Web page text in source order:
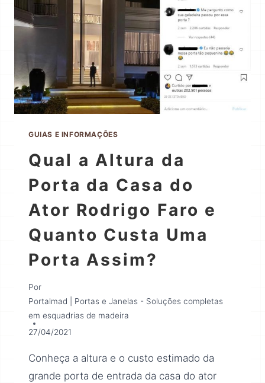
GUIAS E INFORMAÇÕES
Qual a Altura da
Porta da Casa do
Ator Rodrigo Faro e
Quanto Custa Uma
Porta Assim?
Por
Portalmad | Portas e Janelas - Soluções completas
em esquadrias de madeira
27/04/2021
Conheça a altura e o custo estimado da
grande porta de entrada da casa do ator